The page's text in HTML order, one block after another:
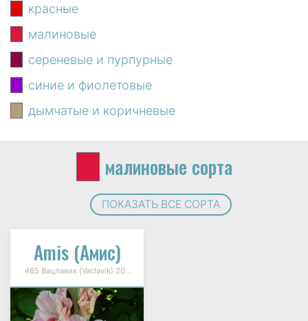
красные
малиновые
сереневые и пурпурные
синие и фиолетовые
дымчатые и коричневые
малиновые сорта
ПОКАЗАТЬ ВСЕ СОРТА
Amis (Амис)